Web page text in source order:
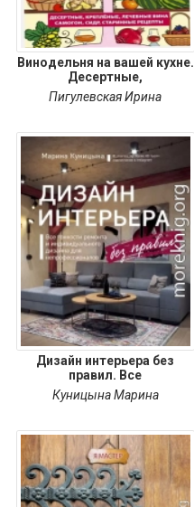
Винодельня на вашей кухне.
Десертные,
Пигулевская Ирина
Дизайн интерьера без
правил. Все
Куницына Марина